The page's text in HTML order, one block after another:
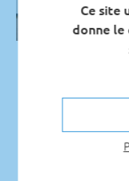
Ce site
donne le